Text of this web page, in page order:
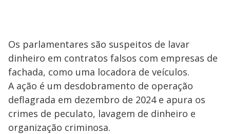
Os parlamentares são suspeitos de lavar
dinheiro em contratos falsos com empresas de
fachada, como uma locadora de veículos.
A ação é um desdobramento de operação
deflagrada em dezembro de 2024 e apura os
crimes de peculato, lavagem de dinheiro e
organização criminosa.